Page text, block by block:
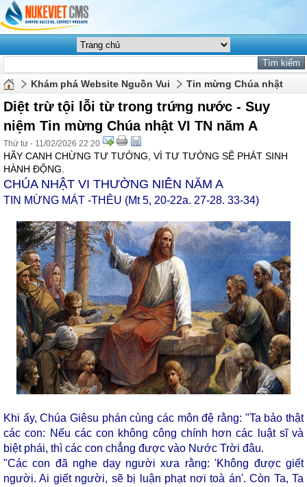
Khám phá Website Nguồn Vui Tin mừng Chúa nhật
Diệt trừ tội lỗi từ trong trứng nước - Suy
niệm Tin mừng Chúa nhật VI TN năm A
Thứ tư - 11/02/2026 22:20
HÃY CANH CHỪNG TƯ TƯỞNG, VÌ TƯ TƯỞNG SẼ PHÁT SINH
HÀNH ĐỘNG.
CHÚA NHẬT VI THƯỜNG NIÊN NĂM A
TIN MỪNG MÁT -THÊU (Mt 5, 20-22a. 27-28. 33-34)
Khi ấy, Chúa Giêsu phán cùng các môn đệ rằng: "Ta bảo thật
các con: Nếu các con không công chính hơn các luật sĩ và
biệt phái, thì các con chẳng được vào Nước Trời đâu.
"Các con đã nghe dạy người xưa rằng: 'Không được giết
người. Ai giết người, sẽ bị luận phạt nơi toà án'. Còn Ta, Ta